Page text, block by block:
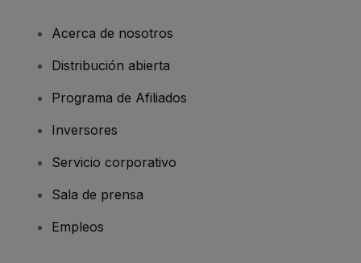
Acerca de nosotros
Distribución abierta
Programa de Afiliados
Inversores
Servicio corporativo
Sala de prensa
Empleos